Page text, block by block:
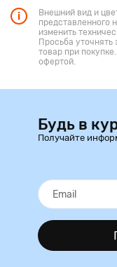
Внешний вид и
представленного
изменить
Просьба
товар при
офертой.
Будь в
Получайте